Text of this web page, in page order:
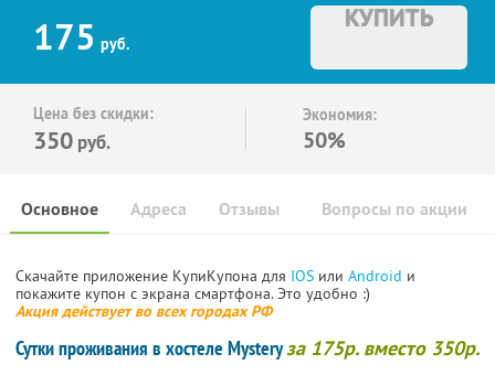
175 руб.
КУПИТЬ
Цена без скидки:
350 руб.
Экономия:
50%
Основное Отзывы Вопросы по акции
Адреса
Скачайте приложение КупиКупона для IOS или Android и
покажите купон с экрана смартфона. Это удобно :)
Акция действует во всех городах РФ
Сутки проживания в хостеле Mysteryза 175р. вместо 350р.